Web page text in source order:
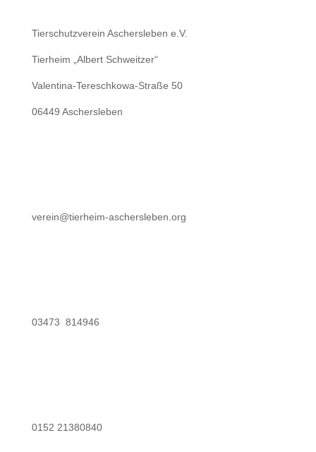
Tierschutzverein Aschersleben e.V.
Tierheim „Albert Schweitzer“
Valentina-Tereschkowa-Straße 50
06449 Aschersleben
verein@tierheim-aschersleben.org
03473 814946
0152 21380840